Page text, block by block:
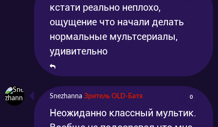
кстати реально неплохо,
ощущение что начали делать
нормальные мультсериалы,
удивительно
Snezhanna Зритель OLD-Батя 0
Неожиданно классный мультик.